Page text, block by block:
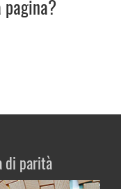
pagina?
di parità